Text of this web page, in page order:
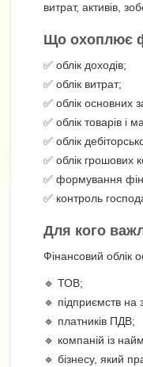
витрат, активів,
Що охоплює
✅ облік доходів;
✅ облік витрат;
✅ облік основних
✅ облік товарів і
✅ облік
✅ облік грошових
✅ формування
✅ контроль
Для кого
Фінансовий облік
🔹 ТОВ;
🔹 підприємств на
🔹 платників ПДВ;
🔹 компаній із
🔹 бізнесу, який